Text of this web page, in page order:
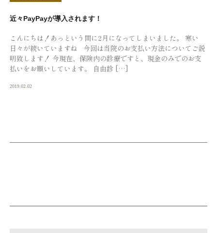
近々PayPayが導入されます！
こんにちは！あっという間に2月になってしまいました。 寒い
日々が続いていますね 今回は当院のお支払い方法についてご説
明致します！ 今現在、保険内の診療ですと、現金のみでのお支
払いをお願いしています。 自由診 […]
2019.02.02